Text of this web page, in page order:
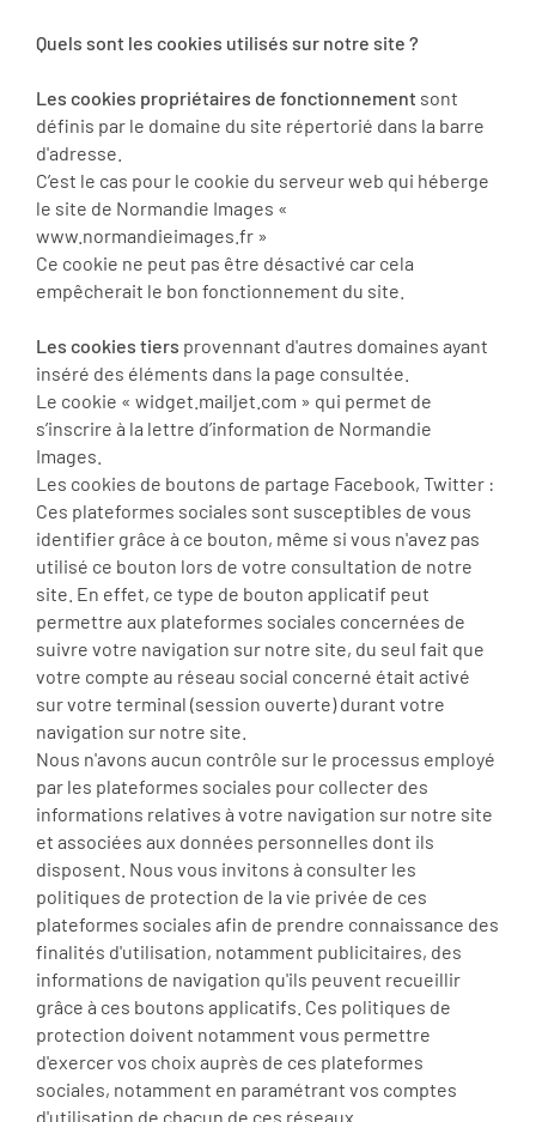
Quels sont les cookies utilisés sur notre site ?
Les cookies propriétaires de fonctionnement sont
définis par le domaine du site répertorié dans la barre
d'adresse.
C’est le cas pour le cookie du serveur web qui héberge
le site de Normandie Images «
www.normandieimages.fr »
Ce cookie ne peut pas être désactivé car cela
empêcherait le bon fonctionnement du site.
Les cookies tiers provennant d'autres domaines ayant
inséré des éléments dans la page consultée.
Le cookie « widget.mailjet.com » qui permet de
s’inscrire à la lettre d’information de Normandie
Images.
Les cookies de boutons de partage Facebook, Twitter :
Ces plateformes sociales sont susceptibles de vous
identifier grâce à ce bouton, même si vous n'avez pas
utilisé ce bouton lors de votre consultation de notre
site. En effet, ce type de bouton applicatif peut
permettre aux plateformes sociales concernées de
suivre votre navigation sur notre site, du seul fait que
votre compte au réseau social concerné était activé
sur votre terminal (session ouverte) durant votre
navigation sur notre site.
Nous n'avons aucun contrôle sur le processus employé
par les plateformes sociales pour collecter des
informations relatives à votre navigation sur notre site
et associées aux données personnelles dont ils
disposent. Nous vous invitons à consulter les
politiques de protection de la vie privée de ces
plateformes sociales afin de prendre connaissance des
finalités d'utilisation, notamment publicitaires, des
informations de navigation qu'ils peuvent recueillir
grâce à ces boutons applicatifs. Ces politiques de
protection doivent notamment vous permettre
d'exercer vos choix auprès de ces plateformes
sociales, notamment en paramétrant vos comptes
d'utilisation de chacun de ces réseaux.